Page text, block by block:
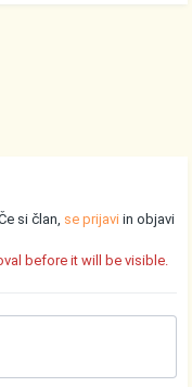
si član, se prijavi in objavi
before it will be visible.